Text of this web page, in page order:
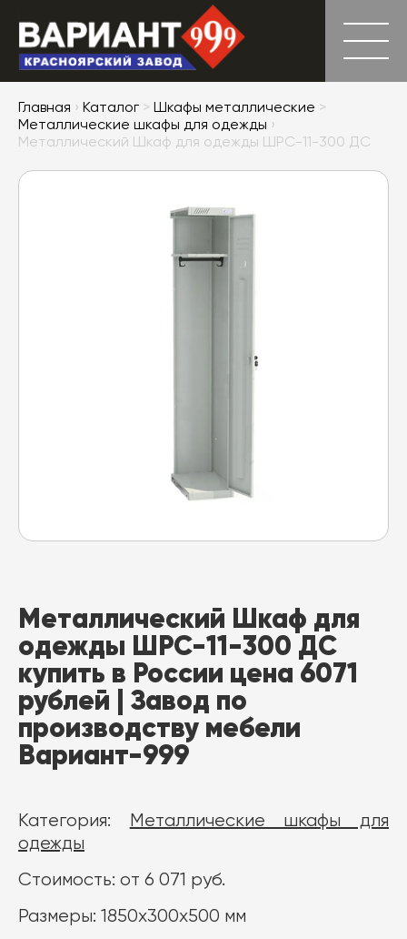
Главная › Каталог > Шкафы металлические >
Металлические шкафы для одежды ›
Металлический Шкаф для одежды ШРС-11-300 ДС
Металлический Шкаф для
одежды ШРС-11-300 ДС
купить в России цена 6071
рублей | Завод по
производству мебели
Вариант-999
Категория:
Металлические шкафы для
одежды
Стоимость: от 6 071 руб.
Размеры: 1850х300х500 мм